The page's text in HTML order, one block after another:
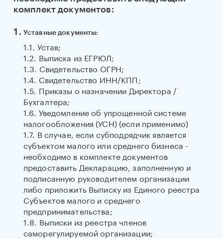
комплект документов:
Уставные документы:
1.1. Устав;
1.2. Выписка из ЕГРЮЛ;
1.3. Свидетельство ОГРН;
1.4. Свидетельство ИНН/КПП;
1.5. Приказы о назначении Директора /
Бухгалтера;
1.6. Уведомление об упрощенной системе
налогообложения (УСН) (если применимо)
1.7. В случае, если субподрядчик является
субъектом малого или среднего бизнеса -
необходимо в комплекте документов
предоставить Декларацию, заполненную и
подписанную руководителем организации
либо приложить Выписку из Единого реестра
Субъектов малого и среднего
предпринимательства;
1.8. Выписки из реестра членов
саморегулируемой организации;